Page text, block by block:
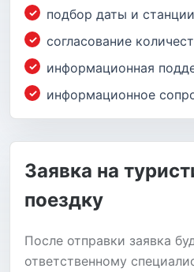
подбор даты и
согласование
информационная
информационное
Заявка на
поездку
После отправки заявка
ответственному